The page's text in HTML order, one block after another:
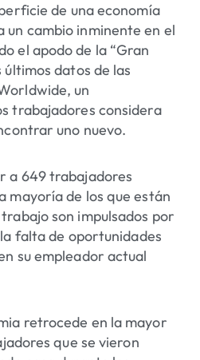
de una economía
un cambio inminente en el
el apodo de la “Gran
últimos datos de las
, un
trabajadores considera
uno nuevo.
a 649 trabajadores
mayoría de los que están
son impulsados ​​por
falta de oportunidades
su empleador actual
retrocede en la mayor
que se vieron